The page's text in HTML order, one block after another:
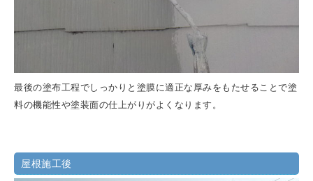
最後の塗布工程でしっかりと塗膜に適正な厚みをもたせることで塗
料の機能性や塗装面の仕上がりがよくなります。
屋根施工後